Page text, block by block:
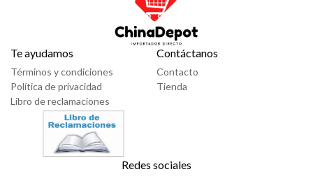
Te ayudamos
Términos y condiciones
Política de privacidad
Libro de reclamaciones
Contáctanos
Contacto
Tienda
Redes sociales